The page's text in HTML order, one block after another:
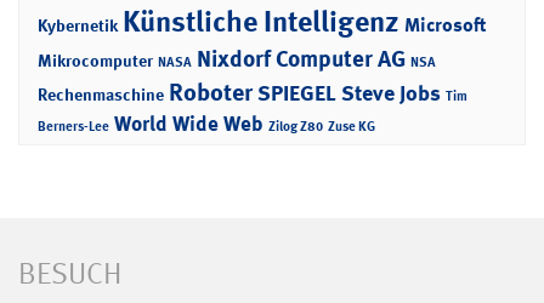
Kybernetik Künstliche Intelligenz Microsoft
Mikrocomputer NASA Nixdorf Computer AG NSA
Rechenmaschine RoboterSPIEGELSteve Jobs Tim
Berners-Lee World Wide Web Zilog Z80 Zuse KG
BESUCH